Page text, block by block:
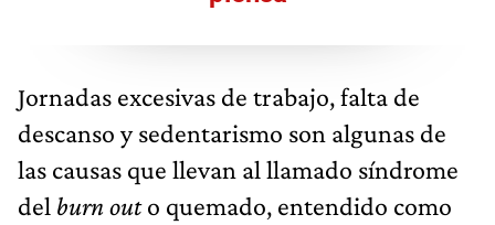
Jornadas excesivas de trabajo, falta de
descanso y sedentarismo son algunas de
las causas que llevan al llamado síndrome
del burn outo quemado, entendido como